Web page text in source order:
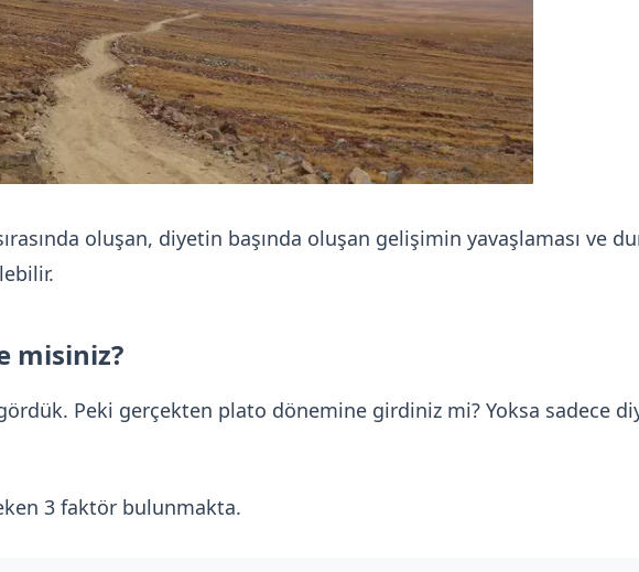
oluşan, diyetin başında oluşan gelişimin yavaşlaması ve
misiniz?
Peki gerçekten plato dönemine girdiniz mi? Yoksa sadece
3 faktör bulunmakta.